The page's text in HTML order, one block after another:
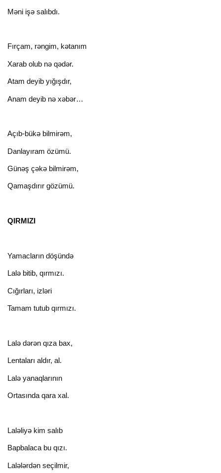
Məni işə salıbdı.
Fırçam, rəngim, kətanım
Xarab olub nə qədər.
Atam deyib yığışdır,
Anam deyib nə xəbər…
Açıb-bükə bilmirəm,
Danlayıram özümü.
Günəş çəkə bilmirəm,
Qamaşdırır gözümü.
QIRMIZI
Yamacların döşündə
Lalə bitib, qırmızı.
Cığırları, izləri
Tamam tutub qırmızı.
Lalə dərən qıza bax,
Lentaları aldır, al.
Lalə yanaqlarının
Ortasında qara xal.
Laləliyə kim salıb
Bapbalaca bu qızı.
Lalələrdən seçilmir,